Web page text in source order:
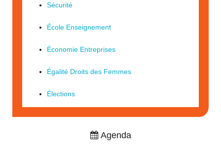
Sécurité
École Enseignement
Économie Entreprises
Égalité Droits des Femmes
Élections
Agenda